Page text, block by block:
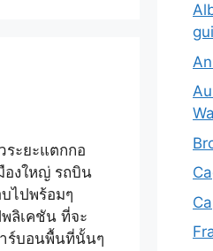
ระยะแตกกอ
องใหญ่ รถบิน
ไปพร้อมๆ
ลิเคชัน ที่จะ
ร์บอนพื้นที่นั้นๆ